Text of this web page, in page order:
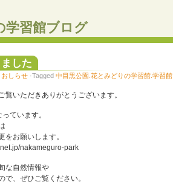
習館ブログ
した
おしらせ ·Tagged 中目黒公園.花とみどりの学習館.学習館
いただきありがとうございます。
ています。
をお願いします。
nakameguro-park
な自然情報や
で、ぜひご覧ください。